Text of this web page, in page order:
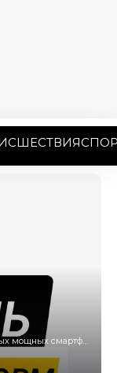
смартфонов в мире